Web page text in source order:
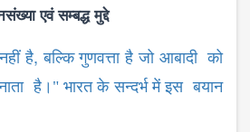
एवं सम्बद्ध मुद्दे
है,बल्कि गुणवत्ता है जो आबादी को
है।" भारत के सन्दर्भ में इस बयान